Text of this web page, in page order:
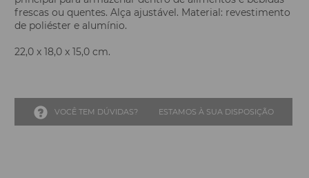
frescas ou quentes. Alça ajustável. Material: revestimento
de poliéster e alumínio.
22,0 x 18,0 x 15,0 cm.
VOCÊ TEM DÚVIDAS? ESTAMOS À SUA DISPOSIÇÃO